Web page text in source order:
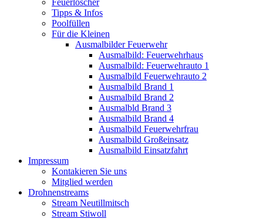
Feuerlöscher
Tipps & Infos
Poolfüllen
Für die Kleinen
Ausmalbilder Feuerwehr
Ausmalbild: Feuerwehrhaus
Ausmalbild: Feuerwehrauto 1
Ausmalbild Feuerwehrauto 2
Ausmalbild Brand 1
Ausmalbild Brand 2
Ausmalbld Brand 3
Ausmalbild Brand 4
Ausmalbild Feuerwehrfrau
Ausmalbild Großeinsatz
Ausmalbild Einsatzfahrt
Impressum
Kontakieren Sie uns
Mitglied werden
Drohnenstreams
Stream Neutillmitsch
Stream Stiwoll